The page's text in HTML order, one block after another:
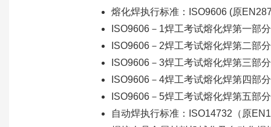
熔化焊执行标准：ISO9606 (原
ISO9606－1焊工考试熔化焊第一部
ISO9606－2焊工考试熔化焊第二部
ISO9606－3焊工考试熔化焊第三部
ISO9606－4焊工考试熔化焊第四部
ISO9606－5焊工考试熔化焊第五部
自动焊执行标准：ISO14732（原